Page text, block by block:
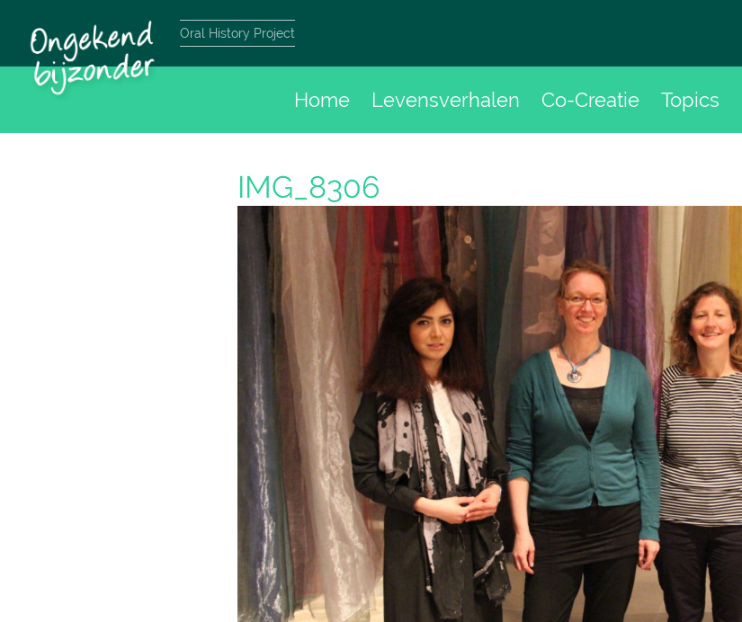
Oral History Project
Home Levensverhalen Co-Creatie Topics
IMG_8306